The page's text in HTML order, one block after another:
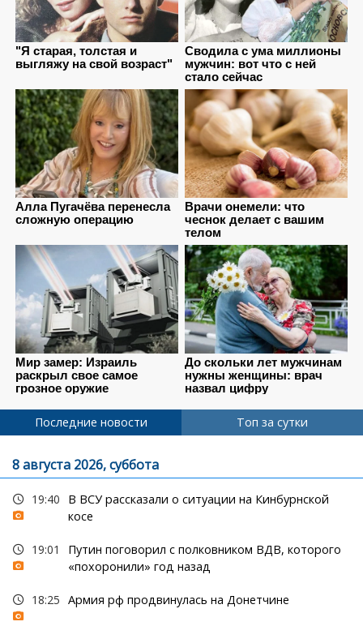
Последние новости Топ за сутки
8 августа 2026, суббота
19:40
В ВСУ рассказали о ситуации на Кинбурнской
косе
19:01
Путин поговорил с полковником ВДВ, которого
«похоронили» год назад
18:25 Армия рф продвинулась на Донетчине